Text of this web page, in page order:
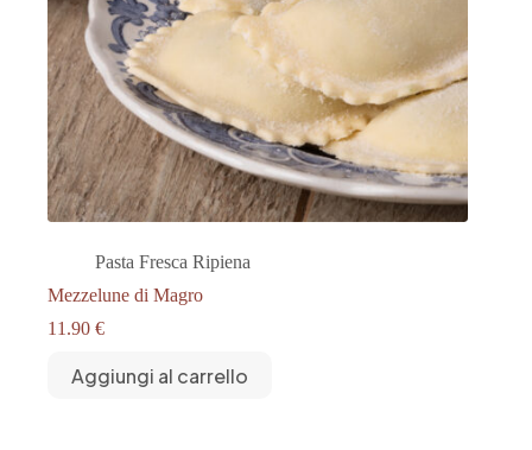
Pasta Fresca Ripiena
Mezzelune di Magro
11.90 €
Aggiungi al carrello